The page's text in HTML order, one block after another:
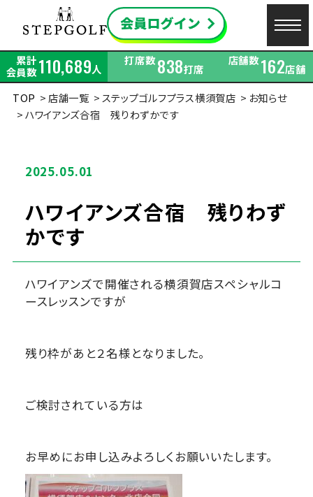
累計
会員数110,689人
打席数838打席
店舗数162店舗
TOP
店舗一覧 ステップゴルフプラス横須賀店
お知らせ
ハワイアンズ合宿 残りわずかです
2025.05.01
ハワイアンズ合宿 残りわず
かです
ハワイアンズで開催される横須賀店スペシャルコ
ースレッスンですが
残り枠があと２名様となりました。
ご検討されている方は
お早めにお申し込みよろしくお願いいたします。